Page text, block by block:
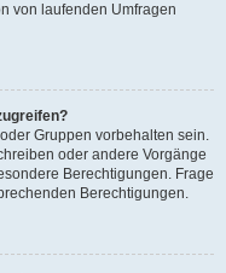
von laufenden Umfragen
Gruppen vorbehalten sein.
oder andere Vorgänge
Berechtigungen. Frage
Berechtigungen.